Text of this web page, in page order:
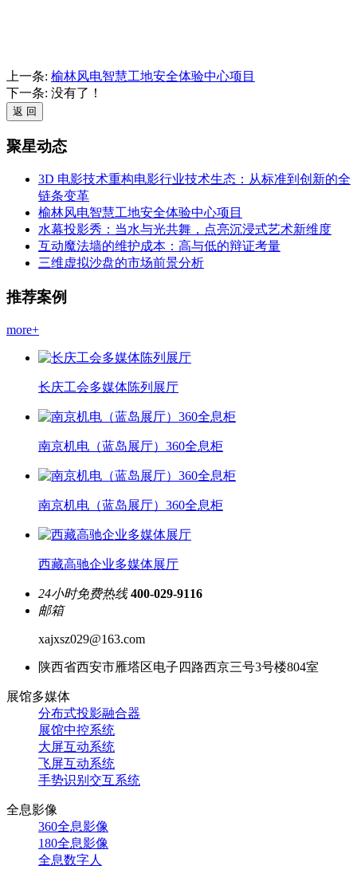
上一条: 榆林风电智慧工地安全体验中心项目
下一条: 没有了！
聚星动态
3D 电影技术重构电影行业技术生态：从标准到创新的全
链条变革
榆林风电智慧工地安全体验中心项目
水幕投影秀：当水与光共舞，点亮沉浸式艺术新维度
互动魔法墙的维护成本：高与低的辩证考量
三维虚拟沙盘的市场前景分析
推荐案例
more+
长庆工会多媒体陈列展厅
南京机电（蓝岛展厅）360全息柜
南京机电（蓝岛展厅）360全息柜
西藏高驰企业多媒体展厅
24小时免费热线 400-029-9116
邮箱
xajxsz029@163.com
陕西省西安市雁塔区电子四路西京三号3号楼804室
展馆多媒体
分布式投影融合器
展馆中控系统
大屏互动系统
飞屏互动系统
手势识别交互系统
全息影像
360全息影像
180全息影像
全息数字人